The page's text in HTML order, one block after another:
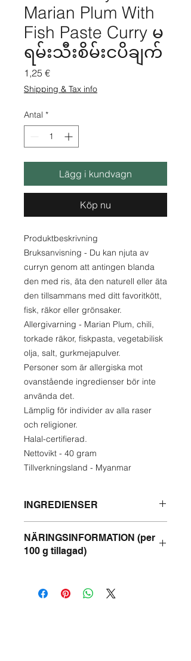
Marian Plum With
Fish Paste Curry မ
ရမ်းသီးစိမ်းငပိချက်
1,25 €Pris
Shipping & Tax info
Antal *
Lägg i kundvagn
Köp nu
Produktbeskrivning
Bruksanvisning - Du kan njuta av
curryn genom att antingen blanda
den med ris, äta den naturell eller äta
den tillsammans med ditt favoritkött,
fisk, räkor eller grönsaker.
Allergivarning - Marian Plum, chili,
torkade räkor, fiskpasta, vegetabilisk
olja, salt, gurkmejapulver.
Personer som är allergiska mot
ovanstående ingredienser bör inte
använda det.
Lämplig för individer av alla raser
och religioner.
Halal-certifierad.
Nettovikt - 40 gram
Tillverkningsland - Myanmar
INGREDIENSER
fiskpasta, vegetabilisk olja, salt,
gurkmejapulver.
NÄRINGSINFORMATION (per
100 g tillagad)
Protein - 12 g
Fett - 45 g